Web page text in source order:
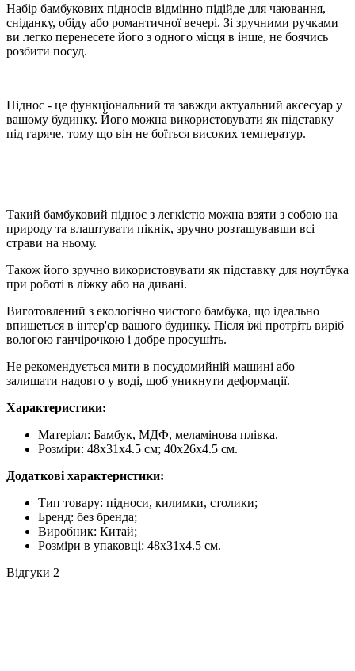
Набір бамбукових підносів відмінно підійде для чаювання,
сніданку, обіду або романтичної вечері. Зі зручними ручками
ви легко перенесете його з одного місця в інше, не боячись
розбити посуд.
Піднос - це функціональний та завжди актуальний аксесуар у
вашому будинку. Його можна використовувати як підставку
під гаряче, тому що він не боїться високих температур.
Такий бамбуковий піднос з легкістю можна взяти з собою на
природу та влаштувати пікнік, зручно розташувавши всі
страви на ньому.
Також його зручно використовувати як підставку для ноутбука
при роботі в ліжку або на дивані.
Виготовлений з екологічно чистого бамбука, що ідеально
впишеться в інтер'єр вашого будинку. Після їжі протріть виріб
вологою ганчірочкою і добре просушіть.
Не рекомендується мити в посудомийній машині або
залишати надовго у воді, щоб уникнути деформації.
Характеристики:
Матеріал: Бамбук, МДФ, меламінова плівка.
Розміри: 48х31х4.5 см; 40х26х4.5 см.
Додаткові характеристики:
Тип товару: підноси, килимки, столики;
Бренд: без бренда;
Виробник: Китай;
Розміри в упаковці: 48х31х4.5 см.
Відгуки 2